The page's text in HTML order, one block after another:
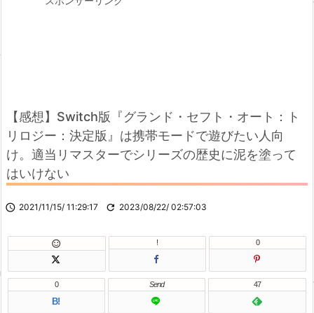
【感想】Switch版『グランド・セフト・オート：ト
リロジー：決定版』は携帯モードで遊びたい人向
け。適当リマスターでシリーズの歴史に泥を塗って
はいけない
 2021/11/15/ 11:29:17  2023/08/22/ 02:57:03
 ! 0
B!
0 Send 47